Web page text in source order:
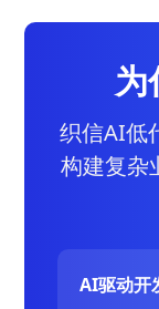
为
织信AI低
构建复杂
AI驱动开